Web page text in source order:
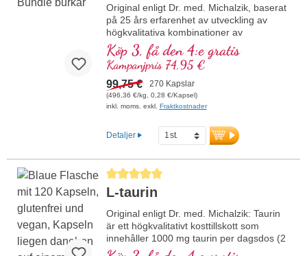
Original enligt Dr. med. Michalzik, baserat
på 25 års erfarenhet av utveckling av
högkvalitativa kombinationer av
naturämnen. Kombination av tre
högrenade växtextrakt: grönt te-extrakt
med 98 % polyfenoler och 50 % EGCG,
curcuma-extrakt med 95 % curcuminoider
i en lecitinmatris samt rökelseextrakt
(Boswellia serrata) med 85 %
föreningen av dessa standardiserade
extrakt förenar högkvalitativa råvaror med
mer information om bundeln
Köp 3, få den 4:e gratis
Kampanjpris 74,95 €
99,75 € 270 Kapslar
(496,36 €/kg, 0,28 €/Kapsel)
inkl. moms. exkl. Fraktkostnader
Detaljer
Genomsnittligt betyg på 5 av 5 stjärnor
L-taurin
Original enligt Dr. med. Michalzik: Taurin
är ett högkvalitativt kosttillskott som
innehåller 1000 mg taurin per dagsdos (2
kapslar). Detta rena extrakt är fritt från